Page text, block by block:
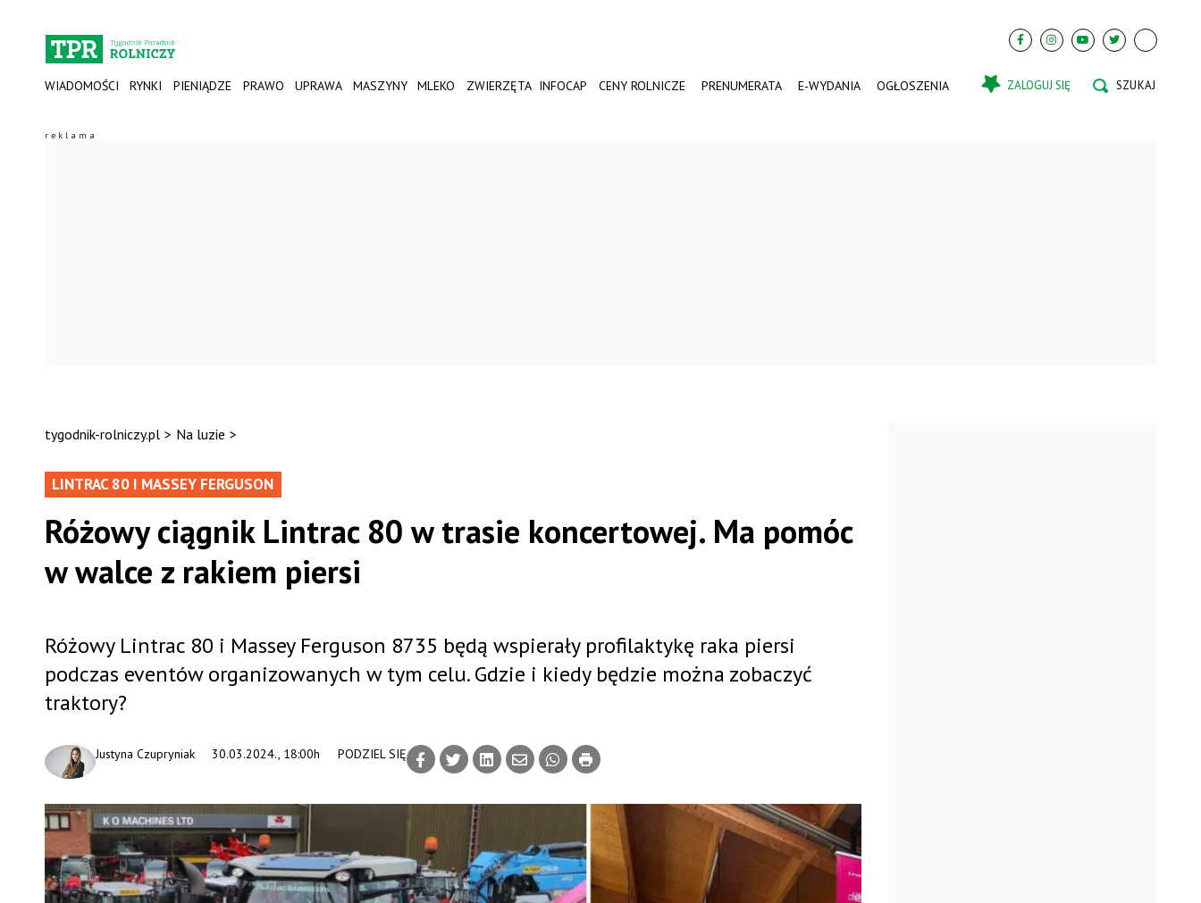
WIADOMOŚCI RYNKI PIENIĄDZE PRAWO UPRAWA MASZYNY MLEKO ZWIERZĘTA INFOCAP CENY ROLNICZE PRENUMERATA E-WYDANIA OGŁOSZENIA ZALOGUJ SIĘ
tygodnik-rolniczy.pl > Na luzie >
LINTRAC 80 I MASSEY FERGUSON
Różowy ciągnik Lintrac 80 w trasie koncertowej. Ma pomóc
w walce z rakiem piersi
30.03.2024., 18:00h
Justyna Czupryniak PODZIEL SIĘ
Różowy Lintrac 80 i Massey Ferguson 8735 będą wspierały profilaktykę raka piersi
podczas eventów organizowanych w tym celu. Gdzie i kiedy będzie można zobaczyć
traktory?